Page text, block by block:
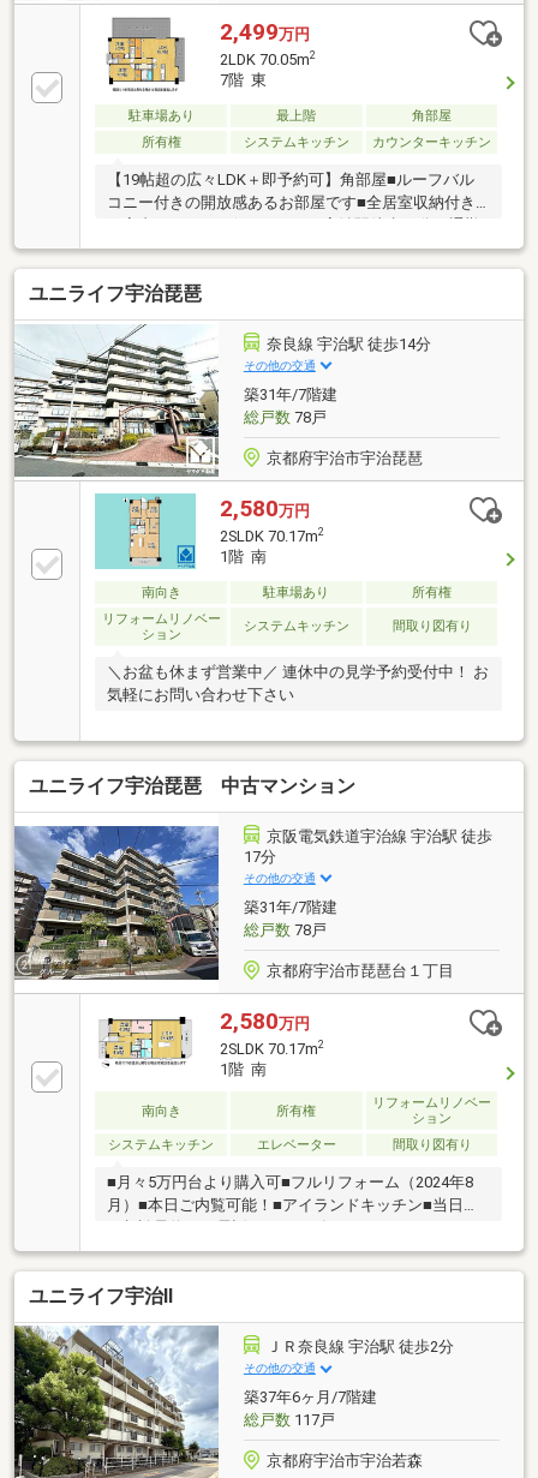
2,499万円
2LDK 70.05m2
7階 東
駐車場あり 最上階
角部屋
所有権
システムキッチン カウンターキッチン
【19帖超の広々LDK＋即予約可】角部屋■ルーフバル
コニー付きの開放感あるお部屋です■全居室収納付き
通学にも便利です
ユニライフ宇治琵琶
奈良線 宇治駅 徒歩14分
その他の交通
築31年/7階建
総戸数78戸
京都府宇治市宇治琵琶
2,580万円
2SLDK 70.17m2
1階 南
南向き 駐車場あり
所有権
リフォームリノベー
ション
システムキッチン 間取り図有り
＼お盆も休まず営業中／ 連休中の見学予約受付中！ お
気軽にお問い合わせ下さい
ユニライフ宇治琵琶 中古マンション
京阪電気鉄道宇治線 宇治駅 徒歩
17分
その他の交通
築31年/7階建
総戸数78戸
京都府宇治市琵琶台１丁目
2,580万円
2SLDK 70.17m2
1階 南
南向き 所有権
リフォームリノベー
ション
システムキッチン
エレベーター 間取り図有り
■月々5万円台より購入可■フルリフォーム（2024年8
月）■本日ご内覧可能！■アイランドキッチン■当日の
ユニライフ宇治Ⅱ
ＪＲ奈良線 宇治駅 徒歩2分
その他の交通
築37年6ヶ月/7階建
総戸数117戸
京都府宇治市宇治若森